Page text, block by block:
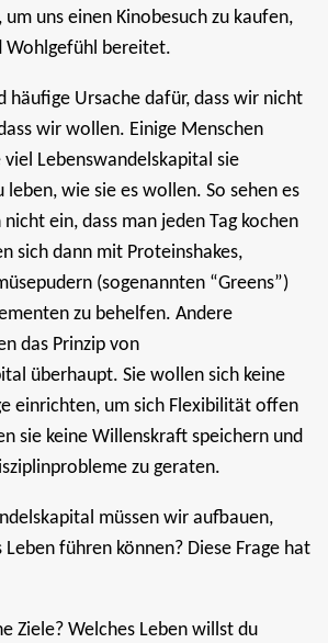
uns einen Kinobesuch zu kaufen,
Wohlgefühl bereitet.
häufige Ursache dafür, dass wir nicht
wir wollen. Einige Menschen
Lebenswandelskapital sie
leben, wie sie es wollen. So sehen es
ein, dass man jeden Tag kochen
sich dann mit Proteinshakes,
(sogenannten “Greens”)
zu behelfen. Andere
das Prinzip von
überhaupt. Sie wollen sich keine
einrichten, um sich Flexibilität offen
sie keine Willenskraft speichern und
zu geraten.
müssen wir aufbauen,
führen können? Diese Frage hat
Ziele? Welches Leben willst du